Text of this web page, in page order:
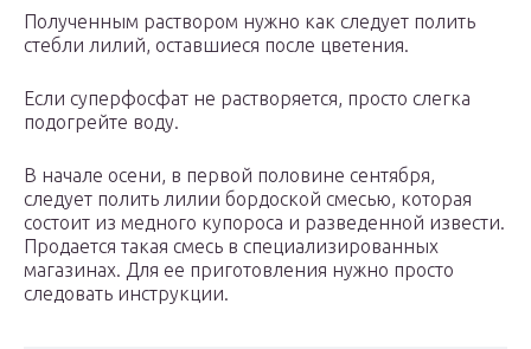
Полученным раствором нужно как следует полить
стебли лилий, оставшиеся после цветения.
Если суперфосфат не растворяется, просто слегка
подогрейте воду.
В начале осени, в первой половине сентября,
следует полить лилии бордоской смесью, которая
состоит из медного купороса и разведенной извести.
Продается такая смесь в специализированных
магазинах. Для ее приготовления нужно просто
следовать инструкции.